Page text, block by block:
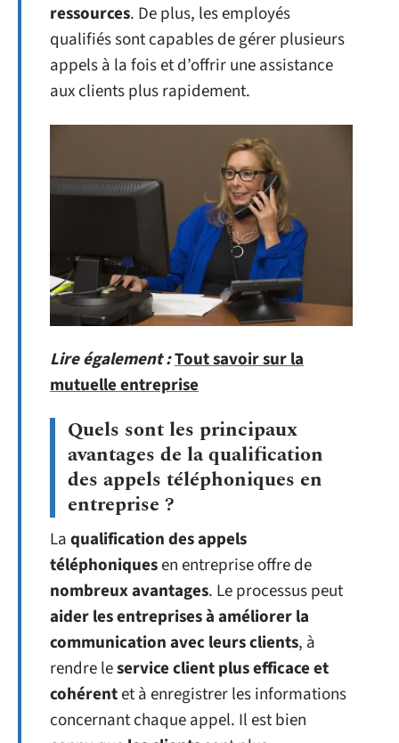
ressources. De plus, les employés
qualifiés sont capables de gérer plusieurs
appels à la fois et d’offrir une assistance
aux clients plus rapidement.
Lire également :Tout savoir sur la
mutuelle entreprise
Quels sont les principaux
avantages de la qualification
des appels téléphoniques en
entreprise ?
Laqualification des appels
téléphoniquesen entreprise offre de
nombreux avantages. Le processus peut
aider les entreprises à améliorer la
communication avec leurs clients, à
rendre leservice client plus efficace et
cohérentet à enregistrer les informations
concernant chaque appel. Il est bien